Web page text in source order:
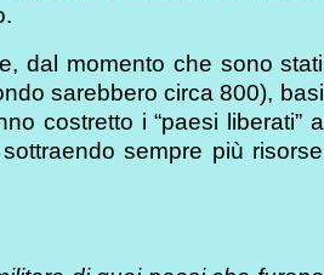
dal momento che sono stati
sarebbero circa 800), basi
costretto i “paesi liberati” a
sempre più risorse